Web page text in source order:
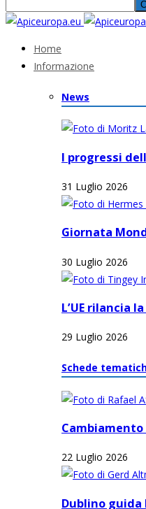
Home
Informazione
News
I progressi
31 Luglio 2026
Giornata
30 Luglio 2026
L’UE rilancia
29 Luglio 2026
Schede
22 Luglio 2026
Dublino guida